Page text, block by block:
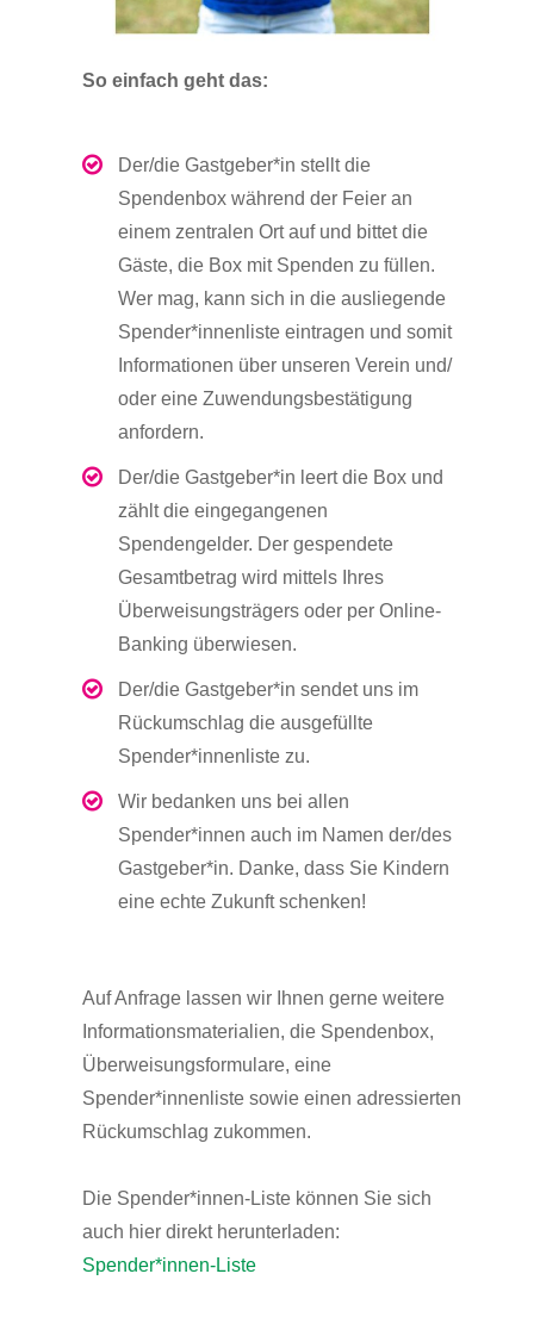
So einfach geht das:
Der/die Gastgeber*in stellt die
Spendenbox während der Feier an
einem zentralen Ort auf und bittet die
Gäste, die Box mit Spenden zu füllen.
Wer mag, kann sich in die ausliegende
Spender*innenliste eintragen und somit
Informationen über unseren Verein und/
oder eine Zuwendungsbestätigung
anfordern.
Der/die Gastgeber*in leert die Box und
zählt die eingegangenen
Spendengelder. Der gespendete
Gesamtbetrag wird mittels Ihres
Überweisungsträgers oder per Online-
Banking überwiesen.
Der/die Gastgeber*in sendet uns im
Rückumschlag die ausgefüllte
Spender*innenliste zu.
Wir bedanken uns bei allen
Spender*innen auch im Namen der/des
Gastgeber*in. Danke, dass Sie Kindern
eine echte Zukunft schenken!
Auf Anfrage lassen wir Ihnen gerne weitere
Informationsmaterialien, die Spendenbox,
Überweisungsformulare, eine
Spender*innenliste sowie einen adressierten
Rückumschlag zukommen.
Die Spender*innen-Liste können Sie sich
auch hier direkt herunterladen:
Spender*innen-Liste